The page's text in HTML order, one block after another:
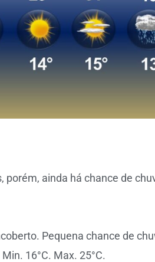
porém, ainda há chance de
Pequena chance de
16°C. Max. 25°C.